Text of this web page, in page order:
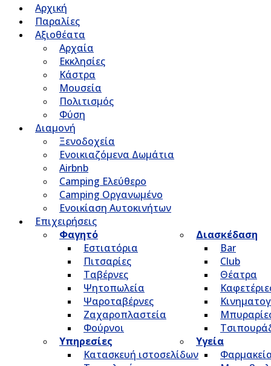
Αρχική
Παραλίες
Αξιοθέατα
Αρχαία
Εκκλησίες
Κάστρα
Μουσεία
Πολιτισμός
Φύση
Διαμονή
Ξενοδοχεία
Ενοικιαζόμενα Δωμάτια
Airbnb
Camping Ελεύθερο
Camping Οργανωμένο
Ενοικίαση Αυτοκινήτων
Επιχειρήσεις
Φαγητό
Εστιατόρια
Πιτσαρίες
Ταβέρνες
Ψητοπωλεία
Ψαροταβέρνες
Ζαχαροπλαστεία
Φούρνοι
Διασκέδαση
Bar
Club
Θέατρα
Υπηρεσίες
Κατασκευή ιστοσελίδων
Υγεία